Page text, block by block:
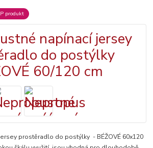
produkt
prostěradlo do postýlky - BÉŽOVÉ 60x120